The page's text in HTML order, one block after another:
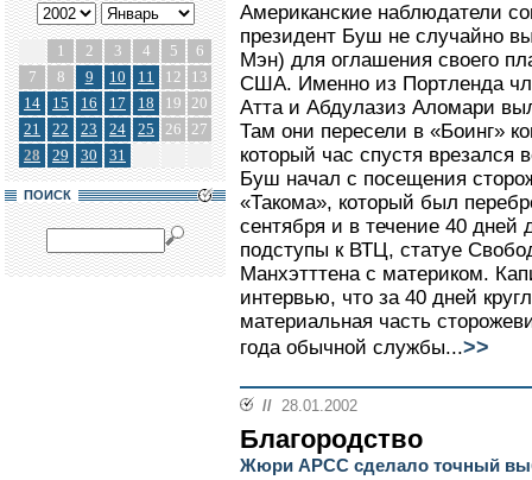
1 2 3 4 5
6
7
8 9 10 11 12
13
14
15 16 17 18 19 20
21
22 23 24 25 26 27
28
29 30 31
ПОИСК
Американские наблюдатели
президент Буш не случайно
Мэн) для оглашения своего
США. Именно из Портленда
Атта и Абдулазиз Аломари
Там они пересели в «Боинг»
который час спустя врезался
Буш начал с посещения
«Такома», который был
сентября и в течение 40
подступы к ВТЦ, статуе
Манхэтттена с материком.
интервью, что за 40 дней
материальная часть
года обычной службы...>>
// 28.01.2002
Благородство
Жюри АРСС сделало точный